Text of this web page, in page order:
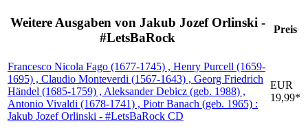
Weitere Ausgaben von Jakub Jozef Orlinski -
#LetsBaRock
Preis
Francesco Nicola Fago (1677-1745) , Henry Purcell (1659-
1695) , Claudio Monteverdi (1567-1643) , Georg Friedrich
Händel (1685-1759) , Aleksander Debicz (geb. 1988) ,
Antonio Vivaldi (1678-1741) , Piotr Banach (geb. 1965) :
Jakub Jozef Orlinski - #LetsBaRock CD
EUR
19,99*